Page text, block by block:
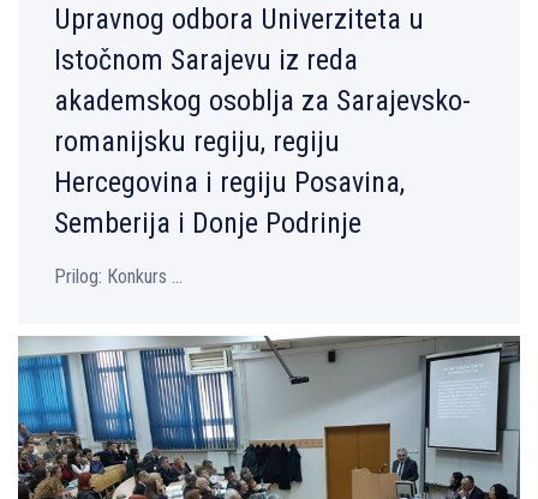
Upravnog odbora Univerziteta u
Istočnom Sarajevu iz reda
akademskog osoblјa za Sarajevsko-
romanijsku regiju, regiju
Hercegovina i regiju Posavina,
Semberija i Donje Podrinje
Prilog: Кonkurs ...